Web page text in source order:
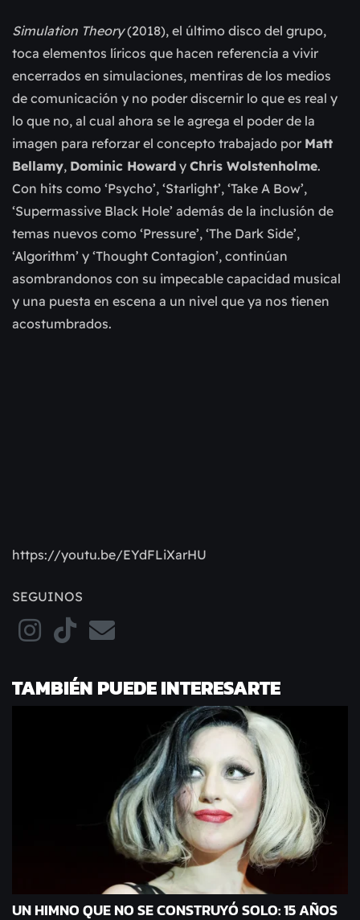
Simulation Theory(2018), el último disco del grupo,
toca elementos líricos que hacen referencia a vivir
encerrados en simulaciones, mentiras de los medios
de comunicación y no poder discernir lo que es real y
lo que no, al cual ahora se le agrega el poder de la
imagen para reforzar el concepto trabajado por Matt
Bellamy, Dominic Howard y Chris Wolstenholme.
Con hits como ‘Psycho’, ‘Starlight’, ‘Take A Bow’,
‘Supermassive Black Hole’ además de la inclusión de
temas nuevos como ‘Pressure’, ‘The Dark Side’,
‘Algorithm’ y ‘Thought Contagion’, continúan
asombrandonos con su impecable capacidad musical
y una puesta en escena a un nivel que ya nos tienen
acostumbrados.
https://youtu.be/EYdFLiXarHU
SEGUINOS
TAMBIÉN PUEDE INTERESARTE
UN HIMNO QUE NO SE CONSTRUYÓ SOLO: 15 AÑOS